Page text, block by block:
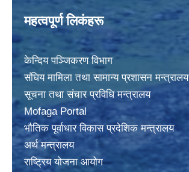
महत्वपूर्ण लिकंहरू
केन्दिय पञ्जिकरण विभाग
संघिय मामिला तथा सामान्य प्रशासन मन्त्रालय
सूचना तथा संचार प्रविधि मन्त्रालय
Mofaga Portal
भाैतिक पूर्वाधार विकास प्रदेशिक मन्त्रालय
अर्थ मन्त्रालय
राष्ट्रिय योजना आयोग